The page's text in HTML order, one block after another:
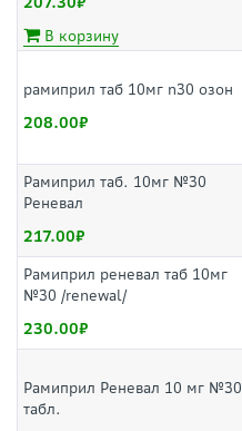
В корзину
рамиприл таб 10мг n30 озон
208.00
Рамиприл таб. 10мг №30
Реневал
217.00
Рамиприл реневал таб 10мг
№30 /renewal/
230.00
Рамиприл Реневал 10 мг №30
табл.